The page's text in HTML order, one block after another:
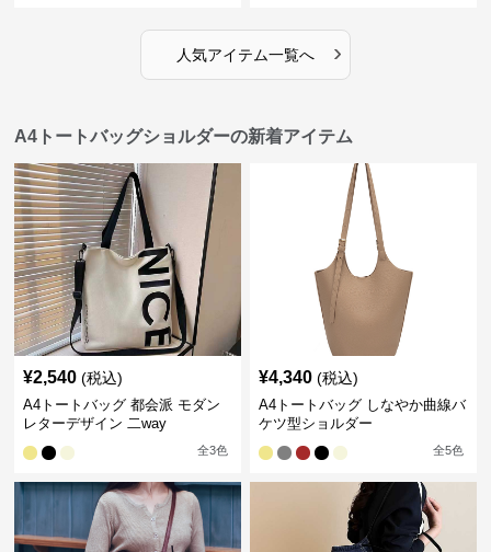
人気アイテム一覧へ ›
A4トートバッグショルダーの新着アイテム
¥2,540 (税込)
A4トートバッグ 都会派 モダン
レターデザイン 二way
全3色
¥4,340 (税込)
A4トートバッグ しなやか曲線バ
ケツ型ショルダー
全5色